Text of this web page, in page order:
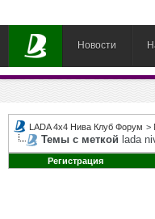
Новости
LADA 4x4 Нива Клуб Форум >
Темы с меткой lada
Регистрация